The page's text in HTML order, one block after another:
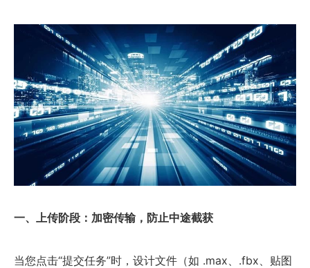
一、上传阶段：加密传输，防止中途截获
当您点击“提交任务”时，设计文件（如 .max、.fbx、贴图